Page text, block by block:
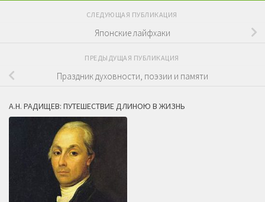
СЛЕДУЮЩАЯ ПУБЛИКАЦИЯ
Японские лайфхаки
ПРЕДЫДУЩАЯ ПУБЛИКАЦИЯ
Праздник духовности, поэзии и памяти
А.Н. РАДИЩЕВ: ПУТЕШЕСТВИЕ ДЛИНОЮ В ЖИЗНЬ